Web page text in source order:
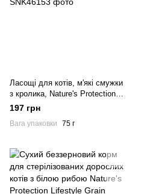
Ласощі для котів, м'які смужки
з кролика, Nature's Protection
Lifestyle Snack For Cats Soft
Rabbit Strips 75г
197 грн
Вага упаковки 75 г